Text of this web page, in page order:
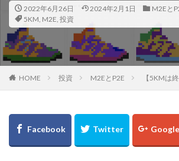
2022年6月26日 2024年2月1日 M2Eと
5KM, M2E, 投資
HOME 投資 M2EとP2E 【5KMは